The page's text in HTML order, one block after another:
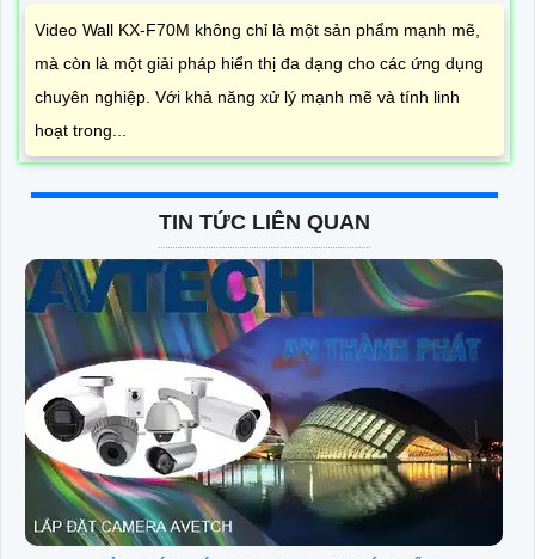
Video Wall KX-F70M không chỉ là một sản phẩm mạnh mẽ,
mà còn là một giải pháp hiển thị đa dạng cho các ứng dụng
chuyên nghiệp. Với khả năng xử lý mạnh mẽ và tính linh
hoạt trong...
TIN TỨC LIÊN QUAN